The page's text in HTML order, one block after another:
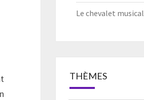
Le chevalet musical
THÈMES